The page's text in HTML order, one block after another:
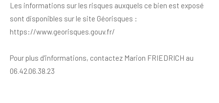
Les informations sur les risques auxquels ce bien est exposé
sont disponibles sur le site Géorisques :
https://www.georisques.gouv.fr/
Pour plus d'informations, contactez Marion FRIEDRICH au
06.42.06.38.23